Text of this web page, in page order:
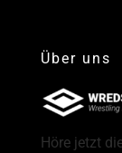
Über uns
Höre jetzt